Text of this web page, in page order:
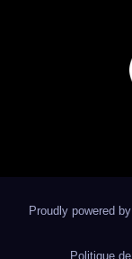
Proudly powered
Politique